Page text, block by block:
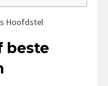
Hoofdstel
beste